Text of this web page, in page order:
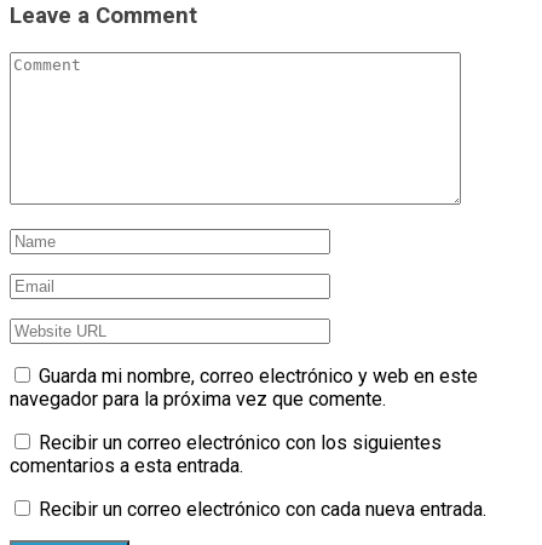
Leave a Comment
Guarda mi nombre, correo electrónico y web en este
navegador para la próxima vez que comente.
Recibir un correo electrónico con los siguientes
comentarios a esta entrada.
Recibir un correo electrónico con cada nueva entrada.